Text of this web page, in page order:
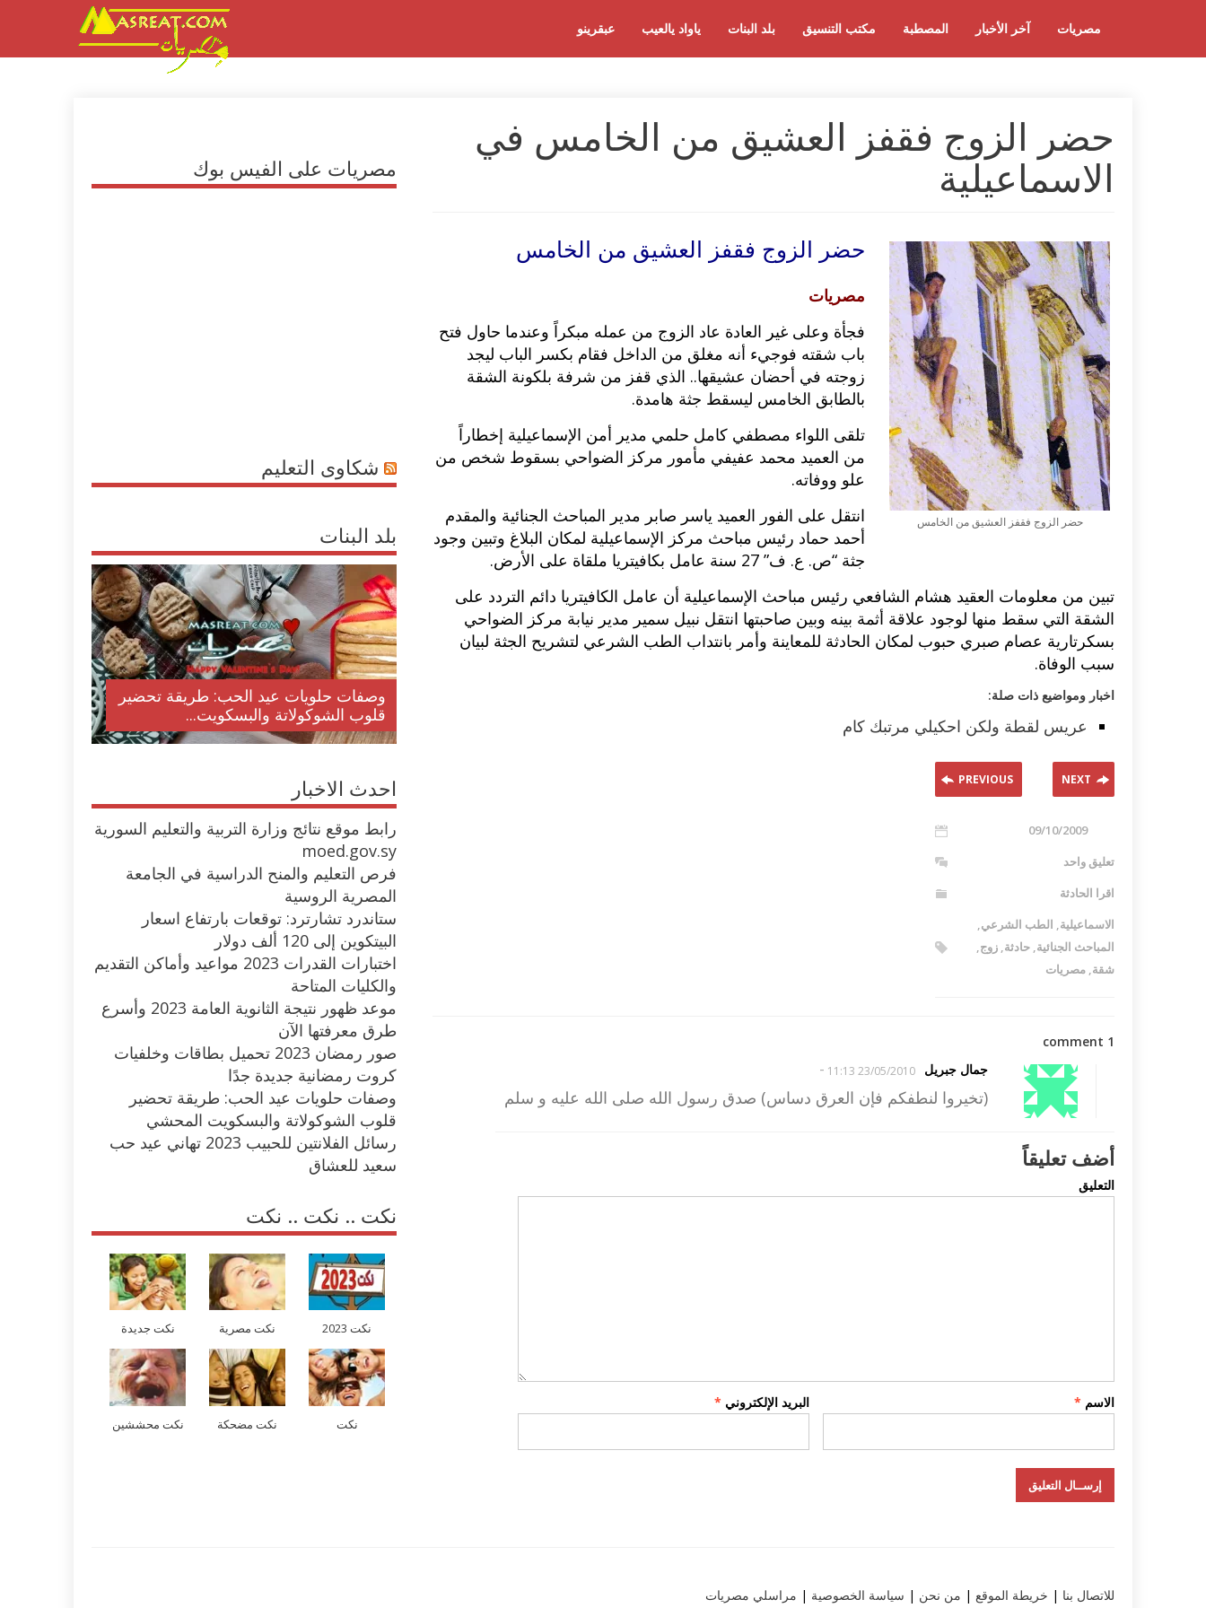
عبقرينو ياواد يالعيب بلد البنات مكتب التنسيق المصطبة آخر الأخبار مصريات
حضر الزوج فقفز العشيق من الخامس في
الاسماعيلية
حضر الزوج فقفز العشيق من الخامس
حضر الزوج فقفز العشيق من الخامس
مصريات
فجأة وعلى غير العادة عاد الزوج من عمله مبكراً وعندما حاول فتح
باب شقته فوجيء أنه مغلق من الداخل فقام بكسر الباب ليجد
زوجته في أحضان عشيقها.. الذي قفز من شرفة بلكونة الشقة
بالطابق الخامس ليسقط جثة هامدة.
تلقى اللواء مصطفي كامل حلمي مدير أمن الإسماعيلية إخطاراً
من العميد محمد عفيفي مأمور مركز الضواحي بسقوط شخص من
علو ووفاته.
انتقل على الفور العميد ياسر صابر مدير المباحث الجنائية والمقدم
أحمد حماد رئيس مباحث مركز الإسماعيلية لمكان البلاغ وتبين وجود
جثة “ص. ع. ف” 27 سنة عامل بكافيتريا ملقاة على الأرض.
تبين من معلومات العقيد هشام الشافعي رئيس مباحث الإسماعيلية أن عامل الكافيتريا دائم التردد على
الشقة التي سقط منها لوجود علاقة أثمة بينه وبين صاحبتها انتقل نبيل سمير مدير نيابة مركز الضواحي
بسكرتارية عصام صبري حبوب لمكان الحادثة للمعاينة وأمر بانتداب الطب الشرعي لتشريح الجثة لبيان
سبب الوفاة.
اخبار ومواضيع ذات صلة:
عريس لقطة ولكن احكيلي مرتبك كام
PREVIOUS NEXT
09/10/2009
تعليق واحد
اقرا الحادثة
الاسماعيلية, الطب الشرعي,
المباحث الجنائية, حادثة, زوج,
شقة, مصريات
1 comment
جمال جبريل
23/05/2010 11:13
-
(تخيروا لنطفكم فإن العرق دساس) صدق رسول الله صلى الله عليه و سلم
أضف تعليقاً
التعليق
الاسم * البريد الإلكتروني *
مصريات على الفيس بوك
شكاوى التعليم
بلد البنات
وصفات حلويات عيد الحب: طريقة تحضير
قلوب الشوكولاتة والبسكويت...
طريقة تحضير حلاوة المولد النبوي مع
وصفات بالفيديو والصور...
اكلات عيد الاضحى 2023 وصفات طبخ
احدث الاخبار
رابط موقع نتائج وزارة التربية والتعليم السورية
moed.gov.sy
فرص التعليم والمنح الدراسية في الجامعة
المصرية الروسية
ستاندرد تشارترد: توقعات بارتفاع اسعار
البيتكوين إلى 120 ألف دولار
اختبارات القدرات 2023 مواعيد وأماكن التقديم
والكليات المتاحة
موعد ظهور نتيجة الثانوية العامة 2023 وأسرع
طرق معرفتها الآن
صور رمضان 2023 تحميل بطاقات وخلفيات
كروت رمضانية جديدة جدًا
وصفات حلويات عيد الحب: طريقة تحضير
قلوب الشوكولاتة والبسكويت المحشي
رسائل الفلانتين للحبيب 2023 تهاني عيد حب
سعيد للعشاق
نكت .. نكت .. نكت
نكت 2023 نكت مصرية نكت جديدة
نكت نكت مضحكة نكت محششين
للاتصال بنا | خريطة الموقع | من نحن | سياسة الخصوصية | مراسلي مصريات